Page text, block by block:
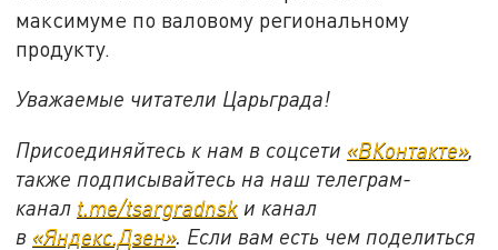
максимуме по валовому региональному
продукту.
Уважаемые читатели Царьграда!
Присоединяйтесь к нам в соцсети «ВКонтакте»,
также подписывайтесь на наш телеграм-
канал t.me/tsargradnsk и канал
в «Яндекс.Дзен». Если вам есть чем поделиться